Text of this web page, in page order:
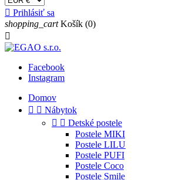
 Prihlásiť sa
shopping_cart Košík (0)

Facebook
Instagram
Domov
  Nábytok
  Detské postele
Postele MIKI
Postele LILU
Postele PUFI
Postele Coco
Postele Smile